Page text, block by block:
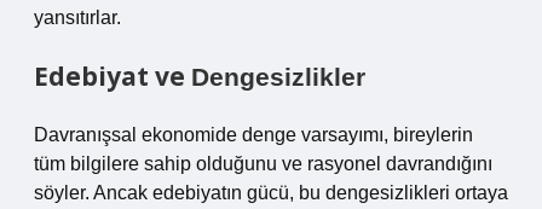
yansıtırlar.
Edebiyat ve Dengesizlikler
Davranışsal ekonomide denge varsayımı, bireylerin
tüm bilgilere sahip olduğunu ve rasyonel davrandığını
söyler. Ancak edebiyatın gücü, bu dengesizlikleri ortaya